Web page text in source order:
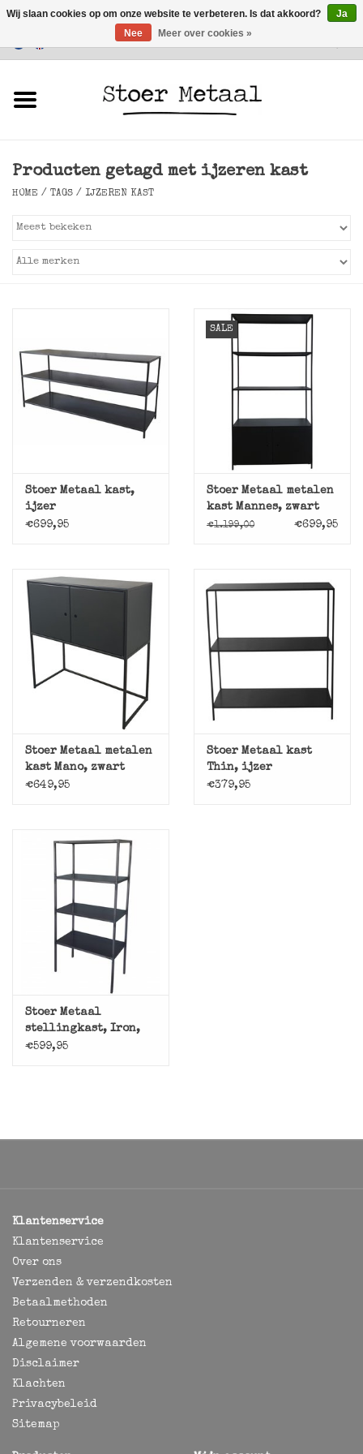
Klantenservice
Verlichting
SALE
Producten getagd met ijzeren kast
HOME / TAGS / IJZEREN KAST
Stoer Metaal kast,
ijzer
€699,95
SALE
Stoer Metaal metalen
kast Mannes, zwart
€1.199,00 €699,95
Stoer Metaal metalen
kast Mano, zwart
€649,95
Stoer Metaal kast
Thin, ijzer
€379,95
Stoer Metaal
stellingkast, Iron,
ijzer
€599,95
Klantenservice
Klantenservice
Over ons
Verzenden & verzendkosten
Betaalmethoden
Retourneren
Algemene voorwaarden
Disclaimer
Klachten
Privacybeleid
Sitemap
Wij slaan cookies op om onze website te verbeteren. Is dat akkoord?
Ja
Nee
Meer over cookies »